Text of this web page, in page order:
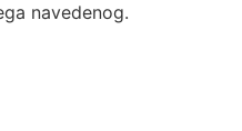
navedenog.